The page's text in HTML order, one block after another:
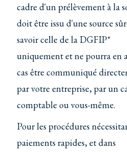
cadre d'un prélèvement à la
doit être issu d'une source
savoir celle de la DGFIP*
uniquement et ne pourra en
cas être communiqué
par votre entreprise, par un
comptable ou vous-même.
Pour les procédures
paiements rapides, et dans